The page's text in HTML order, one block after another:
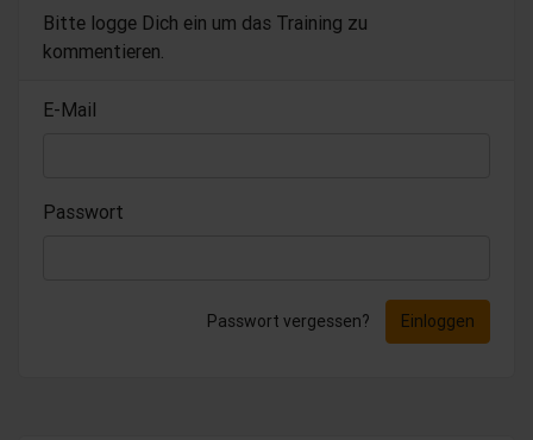
Bitte logge Dich ein um das Training zu
kommentieren.
E-Mail
Passwort
Passwort vergessen? Einloggen